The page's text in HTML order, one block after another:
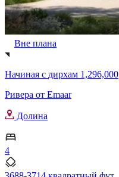
Вне плана
Начиная с дирхам 1,296,000
Ривера от Emaar
Долина
4